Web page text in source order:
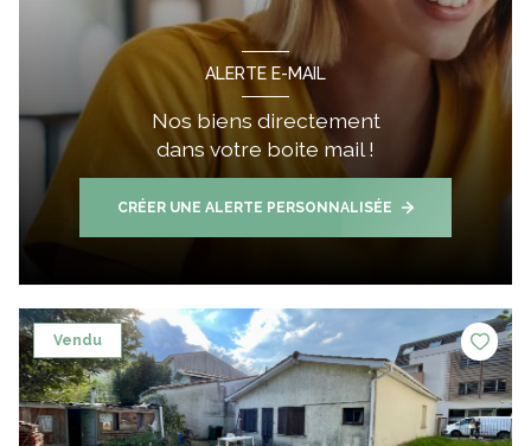
ALERTE E-MAIL
Nos biens directement
dans votre boite mail !
CRÉER UNE ALERTE PERSONNALISÉE
Vendu